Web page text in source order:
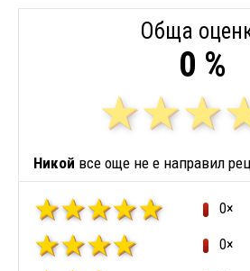
Обща
0 %
Никой все още не е направил
0×
0×